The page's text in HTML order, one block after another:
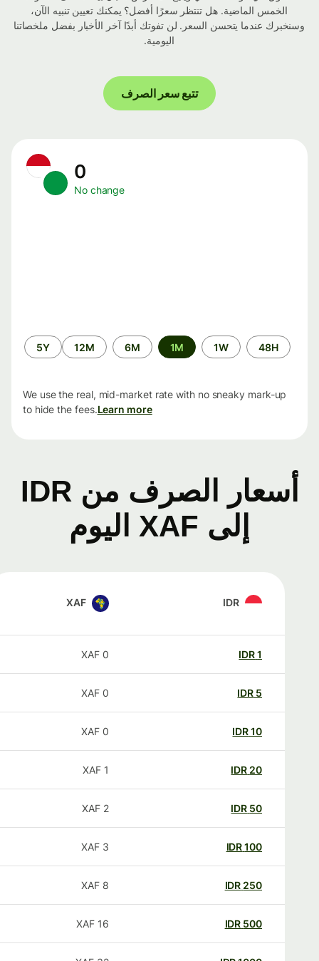
الخمس الماضية. هل تنتظر سعرًا أفضل؟ يمكنك تعيين تنبيه الآن،
وسنخبرك عندما يتحسن السعر. لن تفوتك أبدًا آخر الأخبار بفضل ملخصاتنا
اليومية.
تتبع سعر الصرف
No change
الفترة
الزمنية
48H
1W
1M
6M
12M
5Y
We use the real, mid-market rate with no sneaky mark-up
to hide the fees.Learn more
أسعار الصرف من IDR
إلى XAF اليوم
IDR
XAF
IDR
XAF
IDR
XAF
IDR
XAF
20
IDR
XAF
50
IDR
XAF
100
IDR
XAF
250
IDR
XAF
500
IDR
XAF